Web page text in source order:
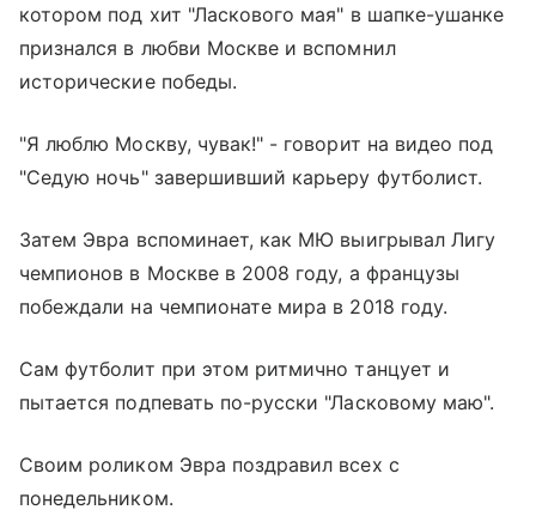
котором под хит "Ласкового мая" в шапке-ушанке
признался в любви Москве и вспомнил
исторические победы.
"Я люблю Москву, чувак!" - говорит на видео под
"Седую ночь" завершивший карьеру футболист.
Затем Эвра вспоминает, как МЮ выигрывал Лигу
чемпионов в Москве в 2008 году, а французы
побеждали на чемпионате мира в 2018 году.
Сам футболит при этом ритмично танцует и
пытается подпевать по-русски "Ласковому маю".
Своим роликом Эвра поздравил всех с
понедельником.